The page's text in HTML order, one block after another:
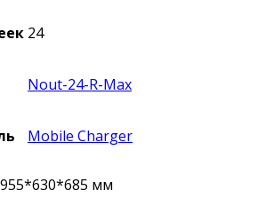
24
Nout-24-R-Max
Mobile Charger
955*630*685 мм